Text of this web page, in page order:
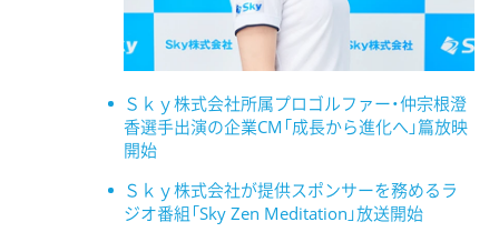
Ｓｋｙ株式会社所属プロゴルファー・仲宗根澄
香選手出演の企業CM「成長から進化へ」篇放映
開始
Ｓｋｙ株式会社が提供スポンサーを務めるラ
ジオ番組「Sky Zen Meditation」放送開始